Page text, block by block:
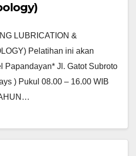
LUBRICATION &
Pelatihan ini akan
Papandayan* Jl. Gatot Subroto
) Pukul 08.00 – 16.00 WIB